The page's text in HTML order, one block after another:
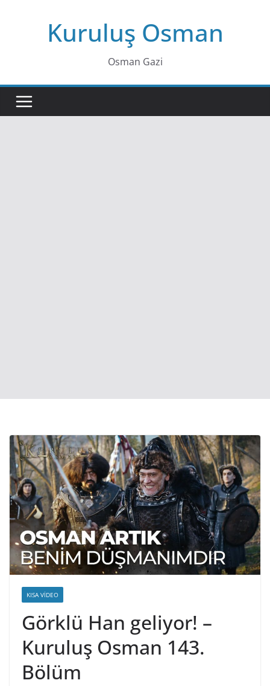
Kuruluş Osman
Osman Gazi
KISA VIDEO
Görklü Han geliyor! –
Kuruluş Osman 143.
Bölüm